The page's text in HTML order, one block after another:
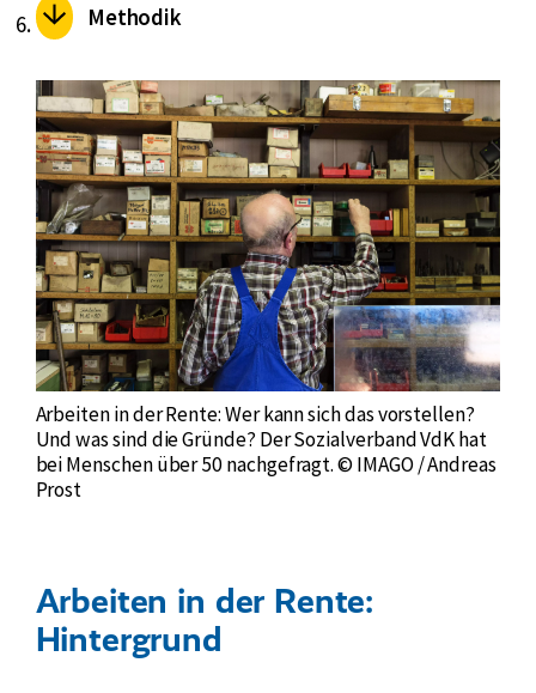
Methodik
Arbeiten in der Rente: Wer kann sich das vorstellen?
Und was sind die Gründe? Der Sozialverband VdK hat
bei Menschen über 50 nachgefragt. © IMAGO / Andreas
Prost
Arbeiten in der Rente:
Hintergrund